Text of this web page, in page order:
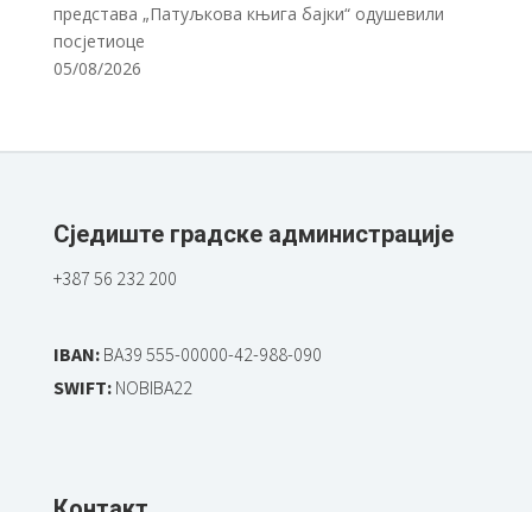
представа „Патуљкова књига бајки“ одушевили
посјетиоце
05/08/2026
Сједиште градске администрације
+387 56 232 200
IBAN:BA39 555-00000-42-988-090
SWIFT:NOBIBA22